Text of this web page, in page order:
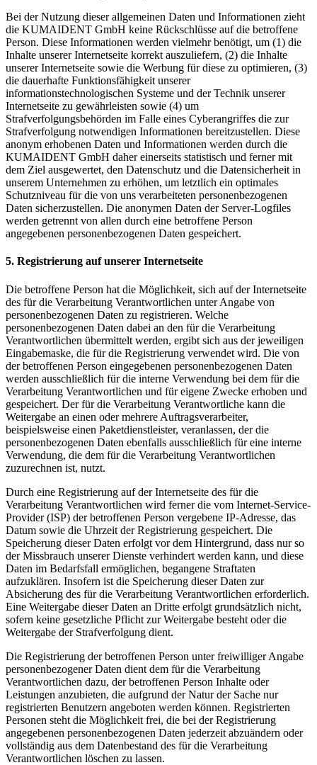
Bei der Nutzung dieser allgemeinen Daten und Informationen zieht
die KUMAIDENT GmbH keine Rückschlüsse auf die betroffene
Person. Diese Informationen werden vielmehr benötigt, um (1) die
Inhalte unserer Internetseite korrekt auszuliefern, (2) die Inhalte
unserer Internetseite sowie die Werbung für diese zu optimieren, (3)
die dauerhafte Funktionsfähigkeit unserer
informationstechnologischen Systeme und der Technik unserer
Internetseite zu gewährleisten sowie (4) um
Strafverfolgungsbehörden im Falle eines Cyberangriffes die zur
Strafverfolgung notwendigen Informationen bereitzustellen. Diese
anonym erhobenen Daten und Informationen werden durch die
KUMAIDENT GmbH daher einerseits statistisch und ferner mit
dem Ziel ausgewertet, den Datenschutz und die Datensicherheit in
unserem Unternehmen zu erhöhen, um letztlich ein optimales
Schutzniveau für die von uns verarbeiteten personenbezogenen
Daten sicherzustellen. Die anonymen Daten der Server-Logfiles
werden getrennt von allen durch eine betroffene Person
angegebenen personenbezogenen Daten gespeichert.
5. Registrierung auf unserer Internetseite
Die betroffene Person hat die Möglichkeit, sich auf der Internetseite
des für die Verarbeitung Verantwortlichen unter Angabe von
personenbezogenen Daten zu registrieren. Welche
personenbezogenen Daten dabei an den für die Verarbeitung
Verantwortlichen übermittelt werden, ergibt sich aus der jeweiligen
Eingabemaske, die für die Registrierung verwendet wird. Die von
der betroffenen Person eingegebenen personenbezogenen Daten
werden ausschließlich für die interne Verwendung bei dem für die
Verarbeitung Verantwortlichen und für eigene Zwecke erhoben und
gespeichert. Der für die Verarbeitung Verantwortliche kann die
Weitergabe an einen oder mehrere Auftragsverarbeiter,
beispielsweise einen Paketdienstleister, veranlassen, der die
personenbezogenen Daten ebenfalls ausschließlich für eine interne
Verwendung, die dem für die Verarbeitung Verantwortlichen
zuzurechnen ist, nutzt.
Durch eine Registrierung auf der Internetseite des für die
Verarbeitung Verantwortlichen wird ferner die vom Internet-Service-
Provider (ISP) der betroffenen Person vergebene IP-Adresse, das
Datum sowie die Uhrzeit der Registrierung gespeichert. Die
Speicherung dieser Daten erfolgt vor dem Hintergrund, dass nur so
der Missbrauch unserer Dienste verhindert werden kann, und diese
Daten im Bedarfsfall ermöglichen, begangene Straftaten
aufzuklären. Insofern ist die Speicherung dieser Daten zur
Absicherung des für die Verarbeitung Verantwortlichen erforderlich.
Eine Weitergabe dieser Daten an Dritte erfolgt grundsätzlich nicht,
sofern keine gesetzliche Pflicht zur Weitergabe besteht oder die
Weitergabe der Strafverfolgung dient.
Die Registrierung der betroffenen Person unter freiwilliger Angabe
personenbezogener Daten dient dem für die Verarbeitung
Verantwortlichen dazu, der betroffenen Person Inhalte oder
Leistungen anzubieten, die aufgrund der Natur der Sache nur
registrierten Benutzern angeboten werden können. Registrierten
Personen steht die Möglichkeit frei, die bei der Registrierung
angegebenen personenbezogenen Daten jederzeit abzuändern oder
vollständig aus dem Datenbestand des für die Verarbeitung
Verantwortlichen löschen zu lassen.